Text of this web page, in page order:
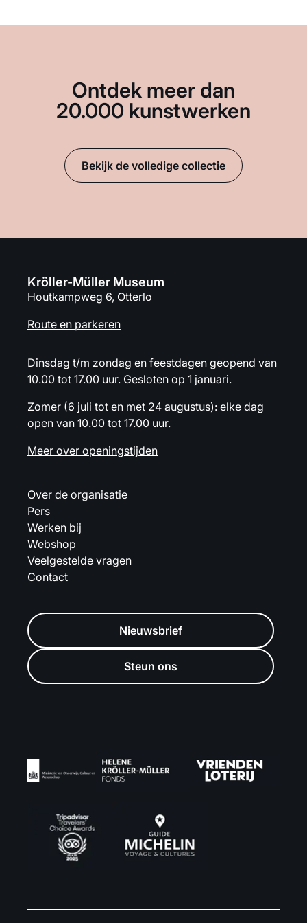
Ontdek meer dan
20.000 kunstwerken
Bekijk de volledige collectie
Kröller-Müller Museum
Houtkampweg 6, Otterlo
Route en parkeren
Dinsdag t/m zondag en feestdagen geopend van
10.00 tot 17.00 uur. Gesloten op 1 januari.
Zomer (6 juli tot en met 24 augustus): elke dag
open van 10.00 tot 17.00 uur.
Meer over openingstijden
Over de organisatie
Pers
Werken bij
Webshop
Veelgestelde vragen
Contact
Nieuwsbrief
Steun ons